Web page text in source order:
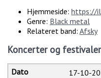
Hjemmeside: https://
Genre: Black metal
Relateret band: Afsky
Koncerter og festivaler
17-10-